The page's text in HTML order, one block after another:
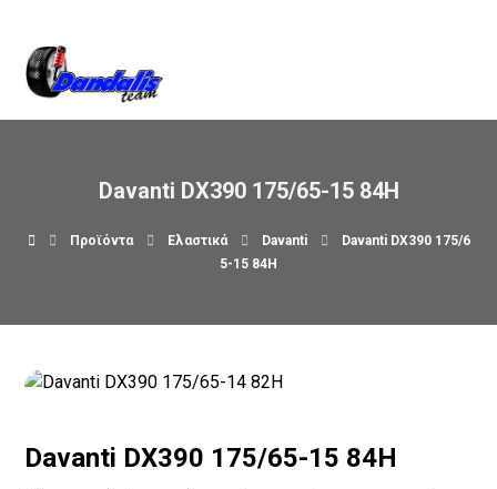
Davanti DX390 175/65-15 84H
Προϊόντα Ελαστικά Davanti
Davanti DX390 175/6
5-15 84H
Davanti DX390 175/65-15 84H